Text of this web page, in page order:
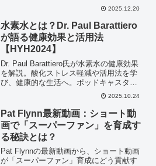
2025.12.20
水素水とは？Dr. Paul Barattiero
が語る健康効果と活用法
【HYH2024】
Dr. Paul Barattiero氏が水素水の健康効果
を解説。酸化ストレス軽減や活用法を学
び、健康的な生活へ。ポッドキャスター
2025.10.24
Pat Flynn最新動画：ショート動
画で「スーパーファン」を育成す
る秘訣とは？
Pat Flynnの最新動画から、ショート動画
が「スーパーファン」育成にどう貢献す